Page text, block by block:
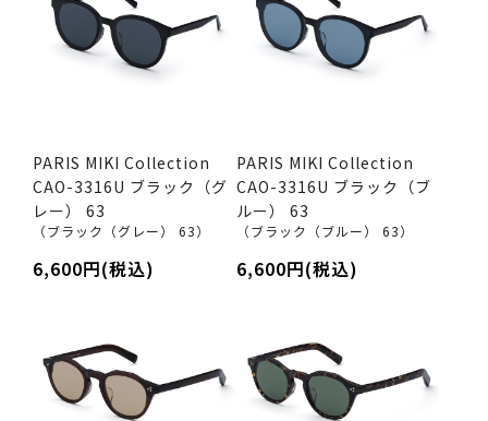
PARIS MIKI Collection
CAO-3316U ブラック（グ
レー） 63
（ブラック（グレー） 63）
6,600円(税込)
PARIS MIKI Collection
CAO-3316U ブラック（ブ
ルー） 63
（ブラック（ブルー） 63）
6,600円(税込)